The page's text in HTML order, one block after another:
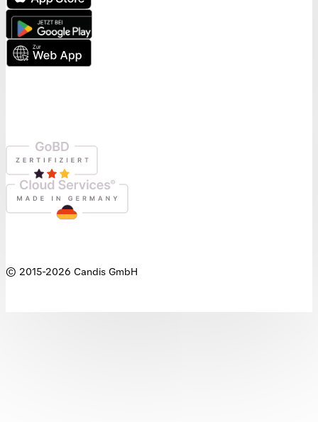
© 2015-2026 Candis GmbH